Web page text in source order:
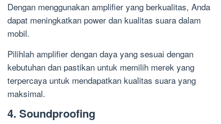
Dengan menggunakan amplifier yang berkualitas, Anda
dapat meningkatkan power dan kualitas suara dalam
mobil.
Pilihlah amplifier dengan daya yang sesuai dengan
kebutuhan dan pastikan untuk memilih merek yang
terpercaya untuk mendapatkan kualitas suara yang
maksimal.
4. Soundproofing